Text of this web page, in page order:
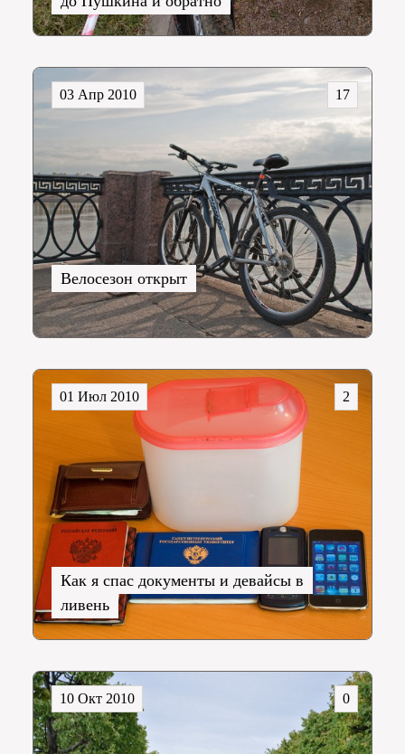
Велосезон открыт
17
03 Апр 2010
Как я спас документы и девайсы в
ливень
2
01 Июл 2010
0
10 Окт 2010